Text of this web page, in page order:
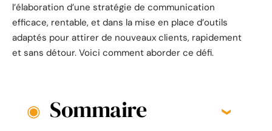
l’élaboration d’une stratégie de communication
efficace, rentable, et dans la mise en place d’outils
adaptés pour attirer de nouveaux clients, rapidement
et sans détour. Voici comment aborder ce défi.
Sommaire